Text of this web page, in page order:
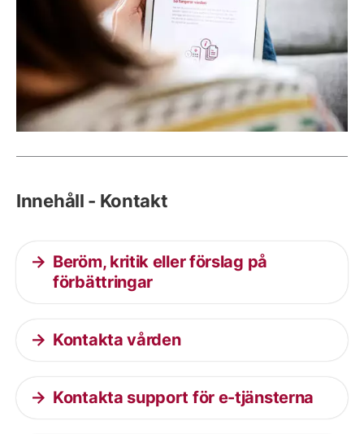
Innehåll - Kontakt
Beröm, kritik eller förslag på
förbättringar
Kontakta vården
Kontakta support för e-tjänsterna